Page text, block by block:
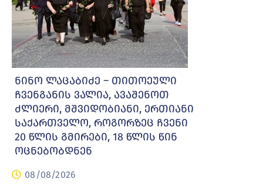
ნინო ლაცაბიძე – თითოეული
ჩვენგანის ვალია, ავაშენოთ
ძლიერი, მშვიდობიანი, ერთიანი
საქართველო, როგორზეც ჩვენი
20 წლის გმირები, 18 წლის წინ
ოცნებობდნენ
08/08/2026